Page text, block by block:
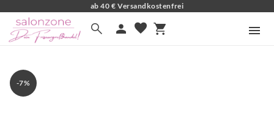
ab 40 € Versandkostenfrei
search person favorite shopping_cart
-7%
zoom_in